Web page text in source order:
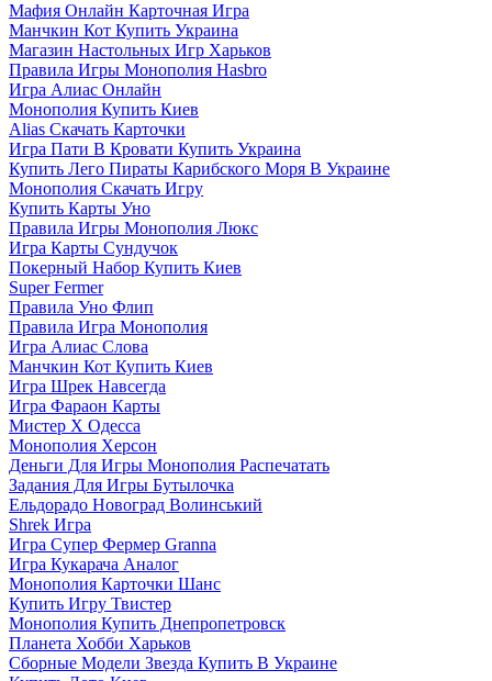
Мафия Онлайн Карточная Игра
Манчкин Кот Купить Украина
Магазин Настольных Игр Харьков
Правила Игры Монополия Hasbro
Игра Алиас Онлайн
Монополия Купить Киев
Alias Скачать Карточки
Игра Пати В Кровати Купить Украина
Купить Лего Пираты Карибского Моря В Украине
Монополия Скачать Игру
Купить Карты Уно
Правила Игры Монополия Люкс
Игра Карты Сундучок
Покерный Набор Купить Киев
Super Fermer
Правила Уно Флип
Правила Игра Монополия
Игра Алиас Слова
Манчкин Кот Купить Киев
Игра Шрек Навсегда
Игра Фараон Карты
Мистер Х Одесса
Монополия Херсон
Деньги Для Игры Монополия Распечатать
Задания Для Игры Бутылочка
Ельдорадо Новоград Волинський
Shrek Игра
Игра Супер Фермер Granna
Игра Кукарача Аналог
Монополия Карточки Шанс
Купить Игру Твистер
Монополия Купить Днепропетровск
Планета Хобби Харьков
Сборные Модели Звезда Купить В Украине